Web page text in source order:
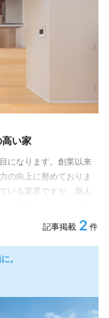
い家
になります。創業以来
の向上に努めておりま
いる業界ですが、新人
に投資をすることが会
だけるお家をご提供で
軟に対応いたします。
た。やりたいことをご
可能なのか、またはも
記事掲載 2 件
。